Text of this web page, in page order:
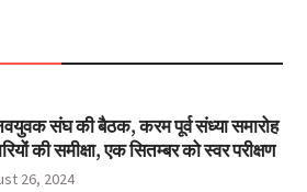
संघ की बैठक, करम पूर्व संध्या समारोह
की समीक्षा, एक सितम्बर को स्वर परीक्षण
26, 2024